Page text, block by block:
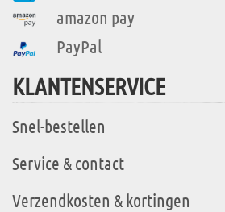
amazon pay
PayPal
KLANTENSERVICE
Snel-bestellen
Service & contact
Verzendkosten & kortingen